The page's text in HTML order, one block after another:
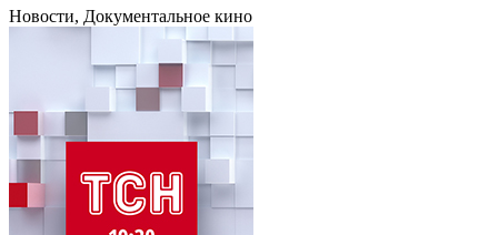
Новости, Документальное кино